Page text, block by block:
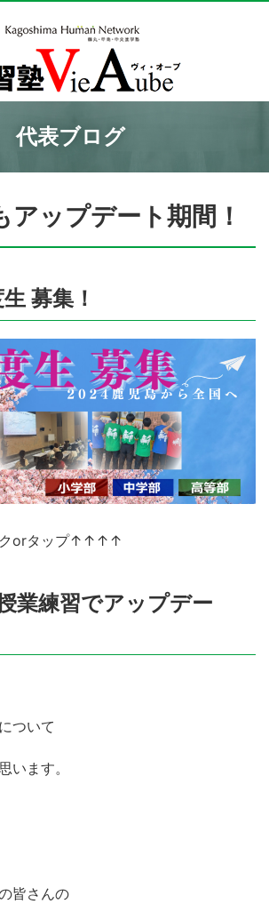
代表ブログ
アップデート期間！
募集！
クorタップ↑↑↑↑
業練習でアップデー
ついて
います。
皆さんの